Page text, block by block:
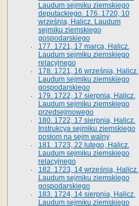
Laudum sejmiku ziemskiego
deputackiego. 176. 1720, 10
września, Halicz. Laudum
sejmiku ziemskiego
gospodarskiego
177. 1721, 17 marca, Halicz.
Laudum sejmiku ziemskiego
relacyjnego
178. 1721, 16 września, Halicz.
Laudum sejmiku ziemskiego
gospodarskiego
179. 1722, 17 sierpnia, Halicz.
Laudum sejmiku ziemskiego
przedsejmowego
180. 1722, 17 sierpnia, Halicz.
Instrukcya sejmiku ziemskiego
posłom na sejm walny
181. 1723, 22 lutego, Halicz.
Laudum sejmiku ziemskiego
relacyjnego
182. 1723, 14 września, Halicz.
Laudum sejmiku ziemskiego
gospodarskiego
183. 1724, 14 sierpnia, Halicz.
Laudum sejmiku ziemskiego